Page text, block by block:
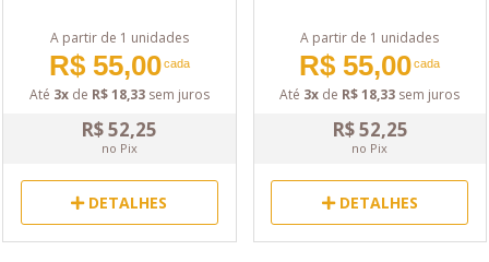
A partir de 1 unidades
R$ 55,00cada
Até 3xde R$ 18,33sem juros
R$ 52,25
no Pix
DETALHES
A partir de 1 unidades
R$ 55,00cada
Até 3x de R$ 18,33 sem juros
R$ 52,25
no Pix
DETALHES